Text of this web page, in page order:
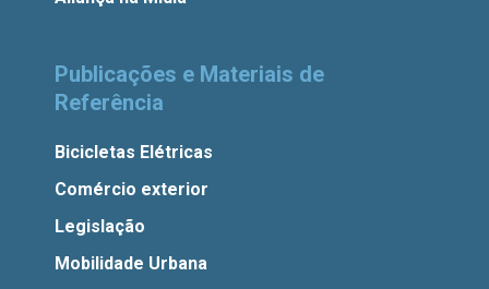
Publicações e Materiais de
Referência
Bicicletas Elétricas
Comércio exterior
Legislação
Mobilidade Urbana